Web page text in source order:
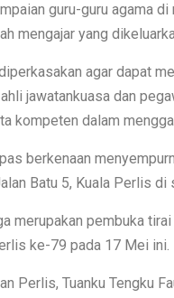
guru-guru agama
mengajar yang
agar dapat
jawatankuasa dan
kompeten dalam
berkenaan
Batu 5, Kuala Perlis di
merupakan pembuka
ke-79 pada 17 Mei ini.
Perlis, Tuanku Tengku